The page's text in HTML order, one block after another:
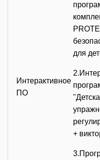
Интерактивное
ПО
для
+